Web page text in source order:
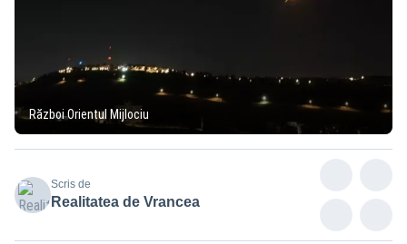
Război Orientul Mijlociu
Scris de
Realitatea de Vrancea